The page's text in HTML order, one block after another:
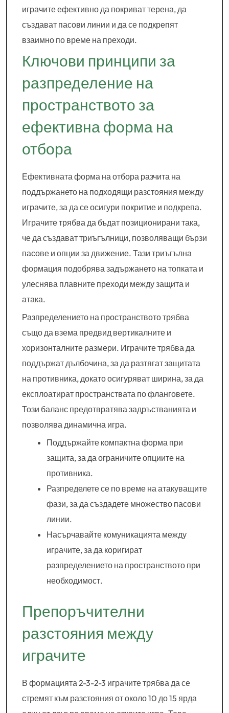
играчите ефективно да покриват терена, да
създават пасови линии и да се подкрепят
взаимно по време на преходи.
Ключови принципи за
разпределение на
пространството за
ефективна форма на
отбора
Ефективната форма на отбора разчита на
поддържането на подходящи разстояния между
играчите, за да се осигури покритие и подкрепа.
Играчите трябва да бъдат позиционирани така,
че да създават триъгълници, позволяващи бързи
пасове и опции за движение. Тази триъгълна
формация подобрява задържането на топката и
улеснява плавните преходи между защита и
атака.
Разпределението на пространството трябва
също да взема предвид вертикалните и
хоризонталните размери. Играчите трябва да
поддържат дълбочина, за да разтягат защитата
на противника, докато осигуряват ширина, за да
експлоатират пространствата по фланговете.
Този баланс предотвратява задръстванията и
позволява динамична игра.
Поддържайте компактна форма при
защита, за да ограничите опциите на
противника.
Разпределете се по време на атакуващите
фази, за да създадете множество пасови
линии.
Насърчавайте комуникацията между
играчите, за да коригират
разпределението на пространството при
необходимост.
Препоръчителни
разстояния между
играчите
В формацията 2-3-2-3 играчите трябва да се
стремят към разстояния от около 10 до 15 ярда